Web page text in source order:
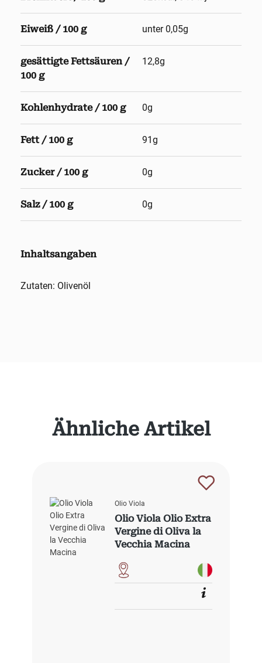
Produktgalerie überspringen
Ähnliche Artikel
Olio Viola
Olio Viola Olio Extra
Vergine di Oliva la
Vecchia Macina
Eiweiß / 100 g unter 0,05g
gesättigte Fettsäuren /
100 g
12,8g
Kohlenhydrate / 100 g 0g
Fett / 100 g 91g
Zucker / 100 g 0g
Salz / 100 g 0g
Inhaltsangaben
Zutaten: Olivenöl